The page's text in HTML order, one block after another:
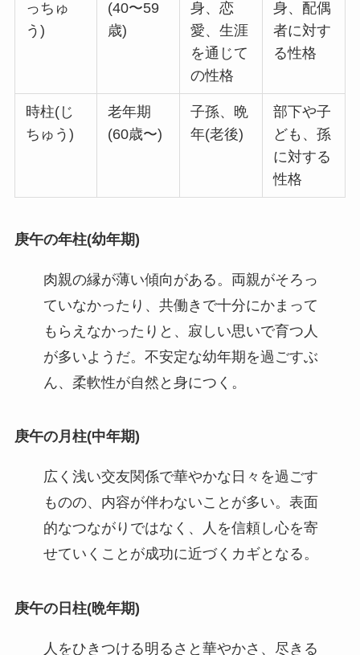
っちゅ
う)
(40〜59
歳)
身、恋
愛、生涯
を通じて
の性格
身、配偶
者に対す
る性格
時柱(じ
ちゅう)
老年期
(60歳〜)
子孫、晩
年(老後)
部下や子
ども、孫
に対する
性格
庚午の年柱(幼年期)
肉親の縁が薄い傾向がある。両親がそろっ
ていなかったり、共働きで十分にかまって
もらえなかったりと、寂しい思いで育つ人
が多いようだ。不安定な幼年期を過ごすぶ
ん、柔軟性が自然と身につく。
庚午の月柱(中年期)
広く浅い交友関係で華やかな日々を過ごす
ものの、内容が伴わないことが多い。表面
的なつながりではなく、人を信頼し心を寄
せていくことが成功に近づくカギとなる。
庚午の日柱(晩年期)
人をひきつける明るさと華やかさ、尽きる